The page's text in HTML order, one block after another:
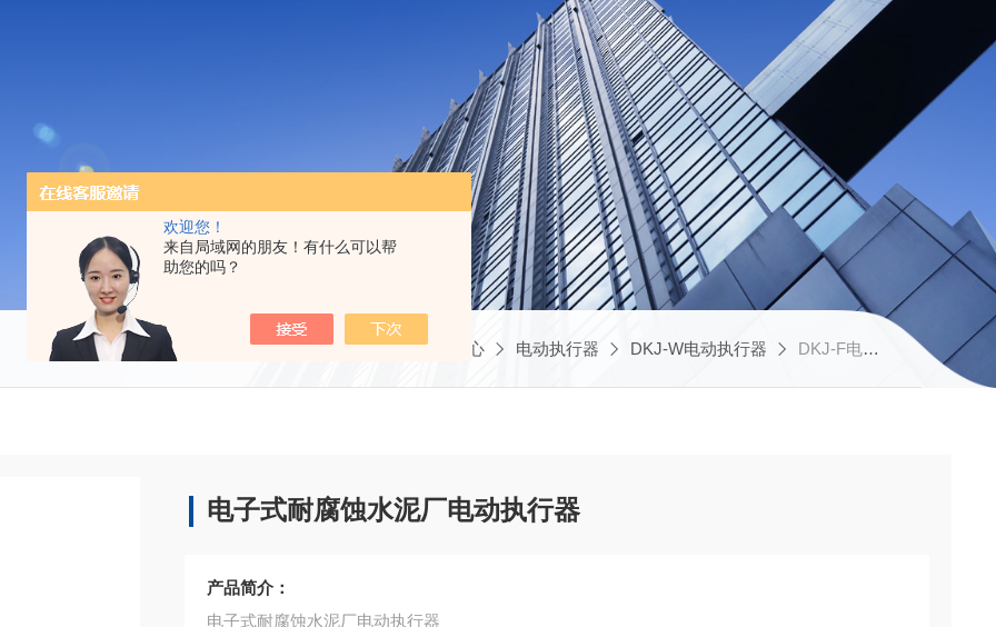
欢迎您！
来自局域网的朋友！有什么可以帮
助您的吗？
当前位置：首页 产品中心 电动执行器 DKJ-W电动执行器 DKJ-F电子式耐腐蚀水泥厂电动执行器
电子式耐腐蚀水泥厂电动执行器
产品简介：
电子式耐腐蚀水泥厂电动执行器